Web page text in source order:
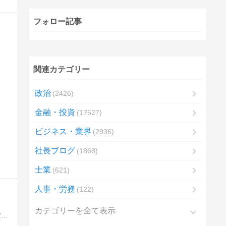
フォロー記事
関連カテゴリー
政治 2426
金融・投資 17527
ビジネス・業界 2936
社長ブログ 1868
士業 621
人事・労務 122
カテゴリーを全て表示